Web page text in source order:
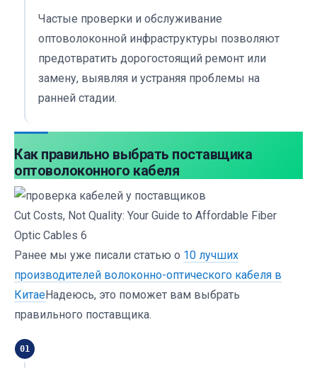
Частые проверки и обслуживание
оптоволоконной инфраструктуры позволяют
предотвратить дорогостоящий ремонт или
замену, выявляя и устраняя проблемы на
ранней стадии.
Как правильно выбрать поставщика
оптоволоконного кабеля
Cut Costs, Not Quality: Your Guide to Affordable Fiber
Optic Cables 6
Ранее мы уже писали статью о 10 лучших
производителей волоконно-оптического кабеля в
КитаеНадеюсь, это поможет вам выбрать
правильного поставщика.
01